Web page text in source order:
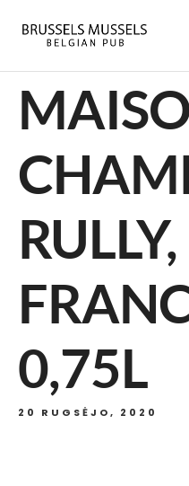
RULLY,
0,75L
20 RUGSĖJO, 2020